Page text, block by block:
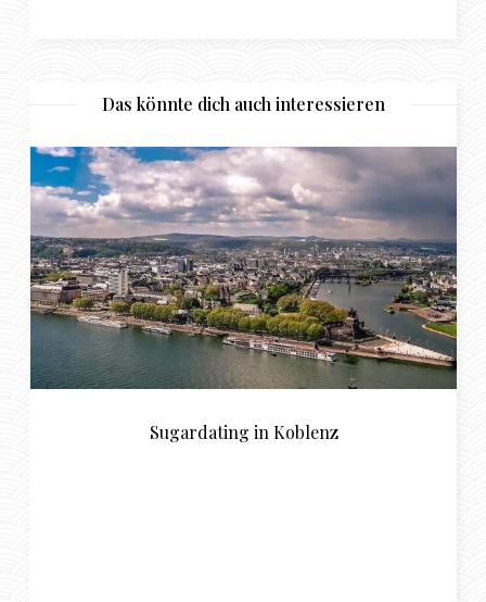
Das könnte dich auch interessieren
Sugardating in Koblenz